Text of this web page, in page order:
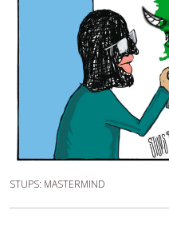
STUPS: MASTERMIND